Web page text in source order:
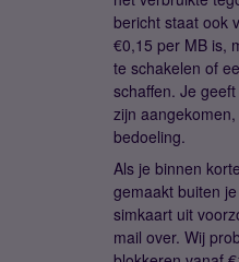
bericht staat ook
€0,15 per MB is,
te schakelen of
schaffen. Je
zijn
bedoeling.
Als je binnen
gemaakt buiten
simkaart uit
mail over. Wij